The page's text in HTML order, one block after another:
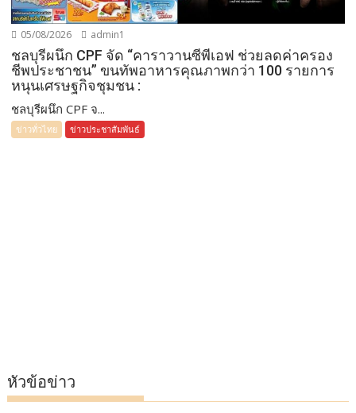
05/08/2026 admin1
ชลบุรีผนึก CPF จัด “คาราวานซีพีเอฟ ช่วยลดค่าครอง
ชีพประชาชน” ขนทัพอาหารคุณภาพกว่า 100 รายการ
หนุนเศรษฐกิจชุมชน :
ชลบุรีผนึก CPF จ...
ข่าวทั่วไทย ข่าวประชาสัมพันธ์
หัวข้อข่าว